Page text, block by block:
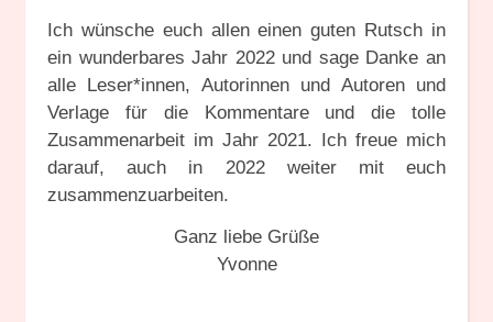
Ich wünsche euch allen einen guten Rutsch in
ein wunderbares Jahr 2022 und sage Danke an
alle Leser*innen, Autorinnen und Autoren und
Verlage für die Kommentare und die tolle
Zusammenarbeit im Jahr 2021. Ich freue mich
darauf, auch in 2022 weiter mit euch
zusammenzuarbeiten.
Ganz liebe Grüße
Yvonne